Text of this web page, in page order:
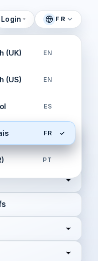
et QuickBooks,
XPM, capturés,
le cloud ne l'est
Login FR
(UK) EN
(US) EN
ES
FR
PT